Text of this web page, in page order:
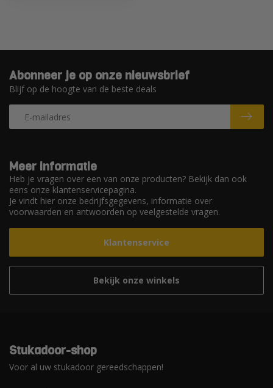
Meer informatie
Heb je vragen over een van onze producten? Bekijk dan ook
eens onze klantenservicepagina.
Je vindt hier onze bedrijfsgegevens, informatie over
voorwaarden en antwoorden op veelgestelde vragen.
Klantenservice
Bekijk onze winkels
Abonneer je op onze nieuwsbrief
Blijf op de hoogte van de beste deals
Stukadoor-shop
Voor al uw stukadoor gereedschappen!